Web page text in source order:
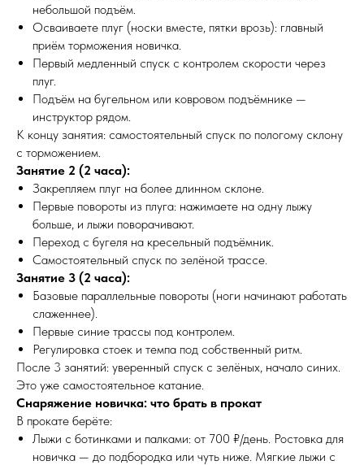
небольшой подъём.
Осваиваете плуг (носки вместе, пятки врозь): главный
приём торможения новичка.
Первый медленный спуск с контролем скорости через
плуг.
Подъём на бугельном или ковровом подъёмнике —
инструктор рядом.
К концу занятия: самостоятельный спуск по пологому склону
с торможением.
Занятие 2 (2 часа):
Закрепляем плуг на более длинном склоне.
Первые повороты из плуга: нажимаете на одну лыжу
больше, и лыжи поворачивают.
Переход с бугеля на кресельный подъёмник.
Самостоятельный спуск по зелёной трассе.
Занятие 3 (2 часа):
Базовые параллельные повороты (ноги начинают работать
слаженнее).
Первые синие трассы под контролем.
Регулировка стоек и темпа под собственный ритм.
После 3 занятий: уверенный спуск с зелёных, начало синих.
Это уже самостоятельное катание.
Снаряжение новичка: что брать в прокат
В прокате берёте:
Лыжи с ботинками и палками: от 700 ₽/день. Ростовка для
новичка — до подбородка или чуть ниже. Мягкие лыжи с